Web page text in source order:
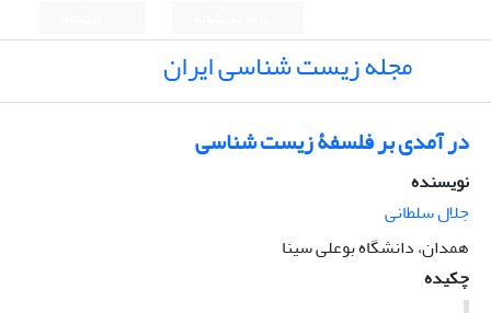
مجله زیست شناسی ایران
در آمدی بر فلسفۀ زیست شناسی
نویسنده
جلال سلطانی
همدان، دانشگاه بوعلی سینا
چکیده